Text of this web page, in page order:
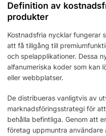
Definition av
produkter
Kostnadsfria nycklar fungerar
att få tillgång till
och spelapplikationer. Dessa
alfanumeriska koder som kan
eller webbplatser.
De distribueras vanligtvis av
marknadsföringsstrategi för
behålla befintliga. Genom att
företag uppmuntra